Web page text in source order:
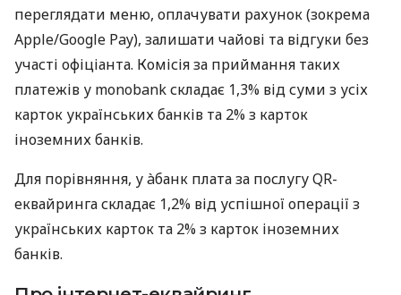
переглядати меню, оплачувати рахунок (зокрема
Apple/Google Pay), залишати чайові та відгуки без
участі офіціанта. Комісія за приймання таких
платежів у monobank складає 1,3% від суми з усіх
карток українських банків та 2% з карток
іноземних банків.
Для порівняння, у àбанк плата за послугу QR-
еквайринга складає 1,2% від успішної операції з
українських карток та 2% з карток іноземних
банків.